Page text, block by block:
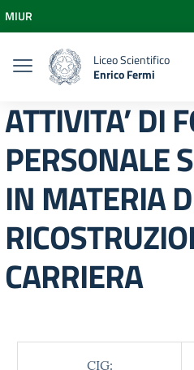
Vai al menu di navigazione
Vai al footer
MIUR
Liceo Scientifico
Enrico Fermi
ATTIVITA’ DI
PERSONALE
IN MATERIA
CARRIERA
CIG: